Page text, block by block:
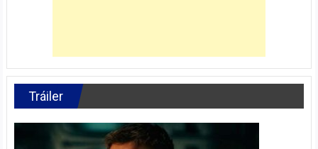
Tráiler